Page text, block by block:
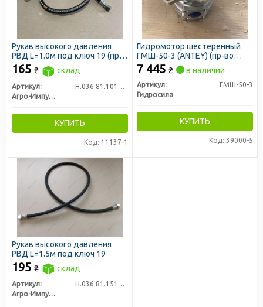
Рукав высокого давления
РВД L=1.0м под ключ 19 (пр-
во Агро-Импульс)
165 ₴ склад
Артикул:
Н.036.81.1010 1SN
Агро-Импульс
КУПИТЬ
Код: 11137-1
Гидромотор шестеренный
ГМШ-50-3 (ANTEY) (пр-во
Гидросила)
7 445 ₴ в наличии
Артикул:
ГМШ-50-3
Гидросила
КУПИТЬ
Код: 39000-5
Рукав высокого давления
РВД L=1.5м под ключ 19
195 ₴ склад
Артикул:
Н.036.81.1510 1SN
Агро-Импульс